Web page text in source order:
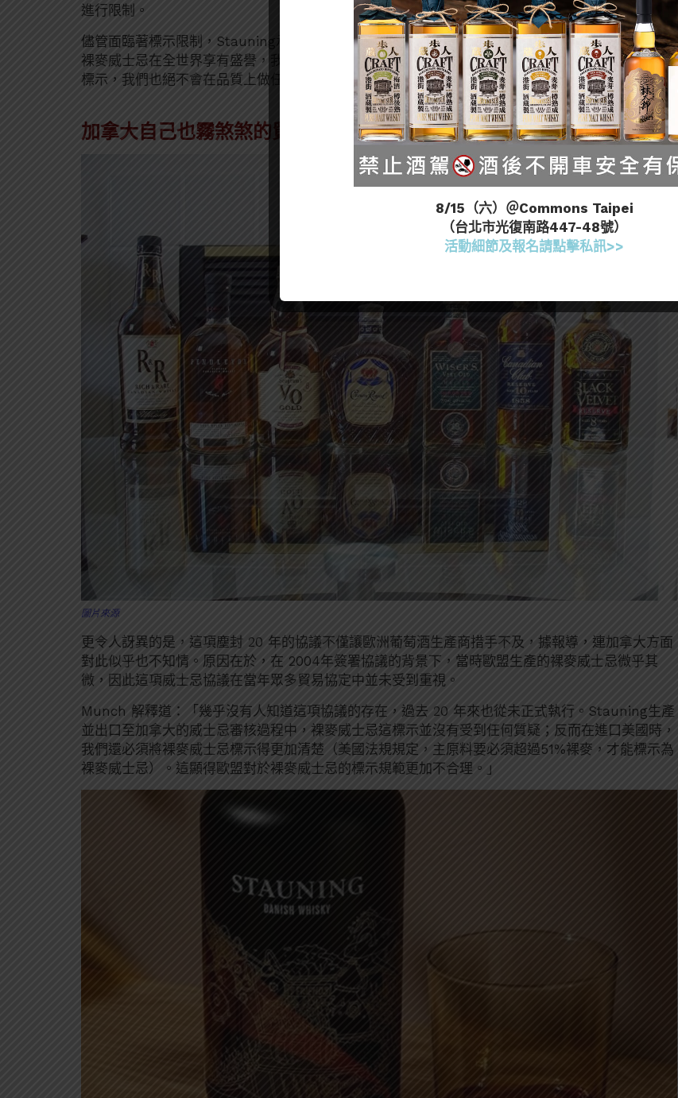
進行限制。
儘管面臨著標示限制，Stauning承諾繼續生產高品質的裸麥威士忌。Munch 堅定地表示：「我們的
裸麥威士忌在全世界享有盛譽，我們將繼續生產丹麥裸麥威士忌。即使最後我們不得不改變標籤上的
標示，我們也絕不會在品質上做任何妥協。」
加拿大自己也霧煞煞的貿易協定？
圖片來源
更令人訝異的是，這項塵封 20 年的協議不僅讓歐洲葡萄酒生產商措手不及，據報導，連加拿大方面
對此似乎也不知情。原因在於，在 2004年簽署協議的背景下，當時歐盟生產的裸麥威士忌微乎其
微，因此這項威士忌協議在當年眾多貿易協定中並未受到重視。
Munch 解釋道：「幾乎沒有人知道這項協議的存在，過去 20 年來也從未正式執行。Stauning生產
並出口至加拿大的威士忌審核過程中，裸麥威士忌這標示並沒有受到任何質疑；反而在進口美國時，
我們還必須將裸麥威士忌標示得更加清楚（美國法規規定，主原料要必須超過51%裸麥，才能標示為
裸麥威士忌）。這顯得歐盟對於裸麥威士忌的標示規範更加不合理。」
8/15（六）＠Commons Taipei
（台北市光復南路447-48號）
活動細節及報名請點擊私訊>>